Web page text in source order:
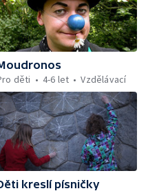
děti
4-6 let Vzdělávací
kreslí písničky